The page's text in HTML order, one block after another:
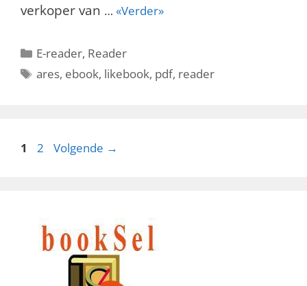
verkoper van … «Verder»
Categorieën
E-reader, Reader
Tags
ares, ebook, likebook, pdf, reader
Pagina
1 Pagina
2 Volgende →